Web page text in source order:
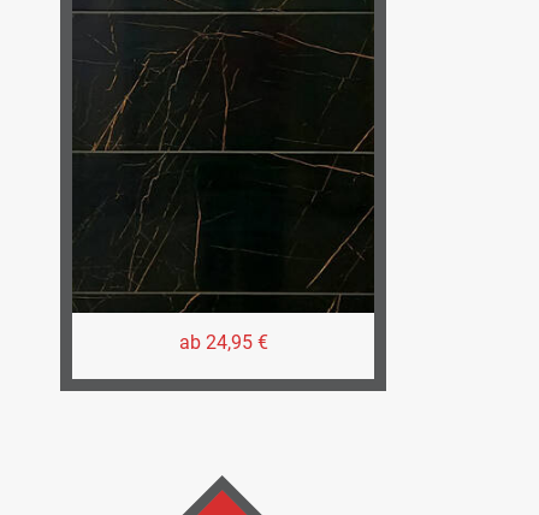
ab 24,95 €